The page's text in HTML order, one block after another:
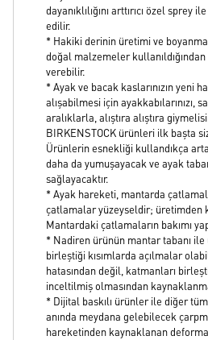
dayanıklılığını arttırıcı özel sprey
edilir.
* Hakiki derinin üretimi ve
doğal malzemeler
verebilir.
* Ayak ve bacak kaslarınızın yeni
alışabilmesi için ayakkabılarınızı,
aralıklarla, alıştıra alıştıra
BIRKENSTOCK ürünleri ilk başta
Ürünlerin esnekliği kullandıkça
daha da yumuşayacak ve ayak
sağlayacaktır.
* Ayak hareketi, mantarda
çatlamalar yüzeyseldir; üretimden
Mantardaki çatlamaların bakımı
* Nadiren ürünün mantar tabanı
birleştiği kısımlarda açılmalar
hatasından değil, katmanları
inceltilmiş olmasından
* Dijital baskılı ürünler ile diğer
anında meydana gelebilecek
hareketinden kaynaklanan